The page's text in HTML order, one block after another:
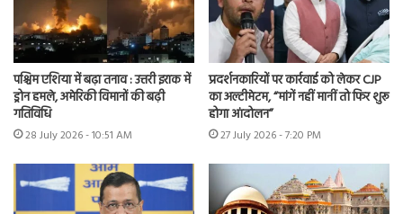
पश्चिम एशिया में बढ़ा तनाव : उत्तरी इराक में
ड्रोन हमले, अमेरिकी विमानों की बढ़ी
गतिविधि
28 July 2026 - 10:51 AM
प्रदर्शनकारियों पर कार्रवाई को लेकर CJP
का अल्टीमेटम, “मांगें नहीं मानीं तो फिर शुरू
होगा आंदोलन”
27 July 2026 - 7:20 PM